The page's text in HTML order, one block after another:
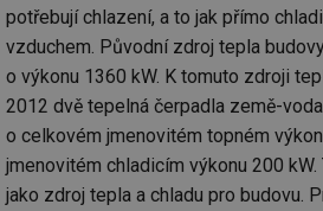
potřebují chlazení, a to jak přímo
vzduchem. Původní zdroj tepla
o výkonu 1360 kW. K tomuto zdroji
2012 dvě tepelná čerpadla země-
o celkovém jmenovitém topném
jmenovitém chladicím výkonu 200
jako zdroj tepla a chladu pro budovu.